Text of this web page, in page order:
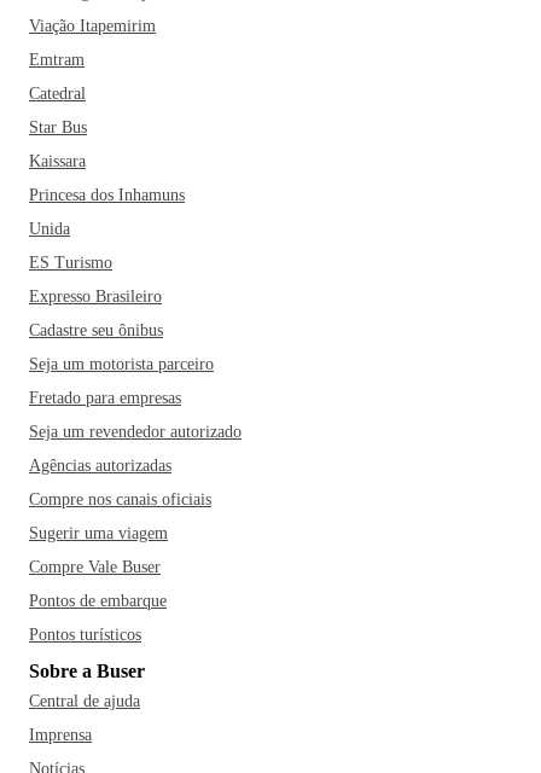
Viação Itapemirim
Emtram
Catedral
Star Bus
Kaissara
Princesa dos Inhamuns
Unida
ES Turismo
Expresso Brasileiro
Cadastre seu ônibus
Seja um motorista parceiro
Fretado para empresas
Seja um revendedor autorizado
Agências autorizadas
Compre nos canais oficiais
Sugerir uma viagem
Compre Vale Buser
Pontos de embarque
Pontos turísticos
Sobre a Buser
Central de ajuda
Imprensa
Notícias